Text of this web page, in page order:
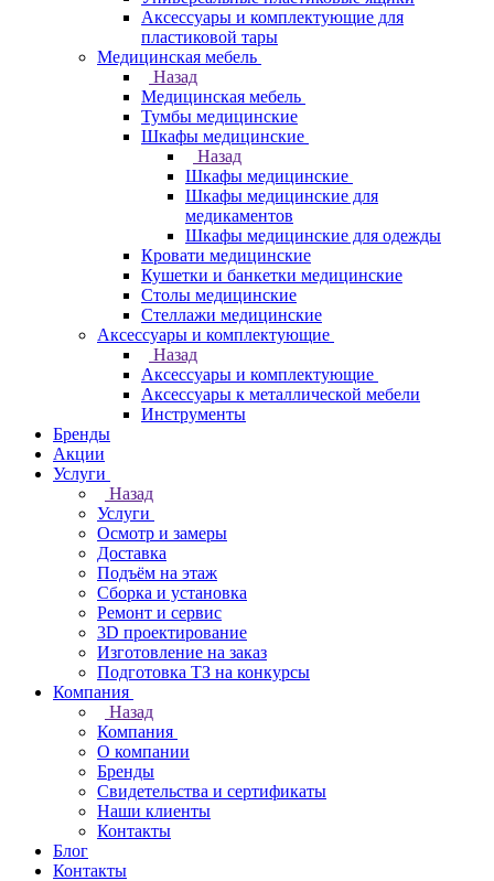
Аксессуары и комплектующие для
пластиковой тары
Медицинская мебель
Назад
Медицинская мебель
Тумбы медицинские
Шкафы медицинские
Назад
Шкафы медицинские
Шкафы медицинские для
медикаментов
Шкафы медицинские для одежды
Кровати медицинские
Кушетки и банкетки медицинские
Столы медицинские
Стеллажи медицинские
Аксессуары и комплектующие
Назад
Аксессуары и комплектующие
Аксессуары к металлической мебели
Инструменты
Бренды
Акции
Услуги
Назад
Услуги
Осмотр и замеры
Доставка
Подъём на этаж
Сборка и установка
Ремонт и сервис
3D проектирование
Изготовление на заказ
Подготовка ТЗ на конкурсы
Компания
Назад
Компания
О компании
Бренды
Свидетельства и сертификаты
Наши клиенты
Контакты
Блог
Контакты